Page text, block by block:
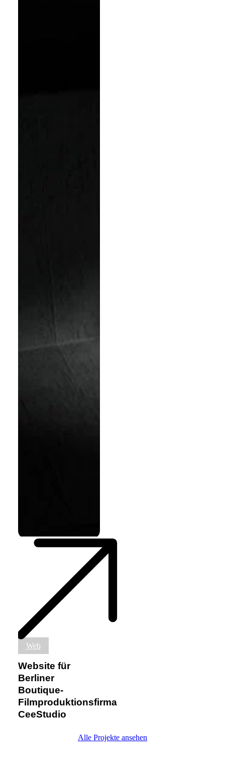
Website
für
Berliner
Boutique-
Filmproduktionsfirma
CeeStudio
Web
Website für
Berliner
Boutique-
Filmproduktionsfirma
CeeStudio
Alle Projekte ansehen